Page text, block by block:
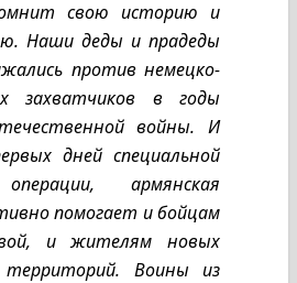
свою историю и
Наши деды и прадеды
против немецко-
захватчиков в годы
войны. И
дней специальной
армянская
помогает и бойцам
и жителям новых
территорий. Воины из